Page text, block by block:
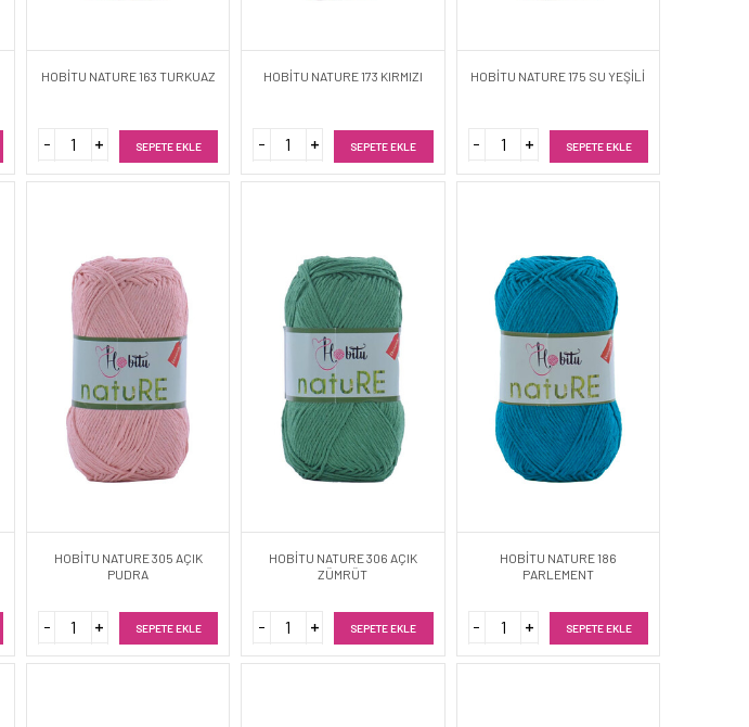
HOBİTU NATURE 163 TURKUAZ
SEPETE EKLE
HOBİTU NATURE 173 KIRMIZI
SEPETE EKLE
HOBİTU NATURE 175 SU YEŞİLİ
SEPETE EKLE
HOBİTU NATURE 305 AÇIK
PUDRA
SEPETE EKLE
HOBİTU NATURE 306 AÇIK
ZÜMRÜT
SEPETE EKLE
HOBİTU NATURE 186
PARLEMENT
SEPETE EKLE